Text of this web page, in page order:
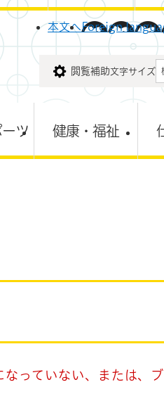
メニューを飛ばして本文へ
本文へForeign
閲覧補助文字サイズ
ツ 健康・福祉
っていない、または、